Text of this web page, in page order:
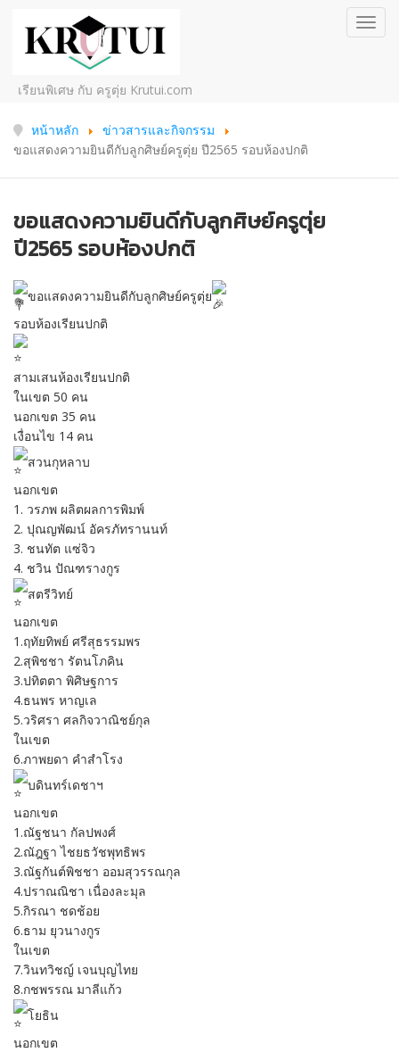
เรียนพิเศษ กับ ครูตุ่ย Krutui.com
หน้าหลัก
ข่าวสารและกิจกรรม
ขอแสดงความยินดีกับลูกศิษย์ครูตุ่ย ปี2565 รอบห้องปกติ
ขอแสดงความยินดีกับลูกศิษย์ครูตุ่ย
ปี2565 รอบห้องปกติ
ขอแสดงความยินดีกับลูกศิษย์ครูตุ่ย
รอบห้องเรียนปกติ
สามเสนห้องเรียนปกติ
ในเขต 50 คน
นอกเขต 35 คน
เงื่อนไข 14 คน
สวนกุหลาบ
นอกเขต
1. วรภพ ผลิตผลการพิมพ์
2. ปุณญพัฒน์ อัครภัทรานนท์
3. ชนทัต แซ่จิว
4. ชวิน ปัณฑรางกูร
สตรีวิทย์
นอกเขต
1.ฤทัยทิพย์ ศรีสุธรรมพร
2.สุพิชชา รัตนโภคิน
3.ปทิตตา พิศิษฐการ
4.ธนพร หาญเล
5.วริศรา ศลกิจวาณิชย์กุล
ในเขต
6.ภาพยดา คำสำโรง
บดินทร์เดชาฯ
นอกเขต
1.ณัฐชนา กัลปพงศ์
2.ณัฎฐา ไชยธวัชพุทธิพร
3.ณัฐกันต์พิชชา ออมสุวรรณกุล
4.ปราณณิชา เนื่องละมุล
5.กิรณา ชดช้อย
6.ธาม ยุวนางกูร
ในเขต
7.วินทวิชญ์ เจนบุญไทย
8.กชพรรณ มาลีแก้ว
โยธิน
นอกเขต